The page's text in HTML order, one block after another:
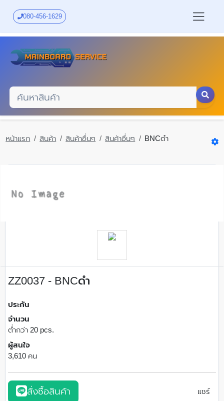
content
080-456-1629
หน้าแรก สินค้า สินค้าอื่นๆ สินค้าอื่นๆ BNCดำ
ZZ0037 - BNCดำ
ประกัน
จำนวน
ต่ำกว่า 20 pcs.
ผู้สนใจ
3,610 คน
สั่งซื้อสินค้า แชร์